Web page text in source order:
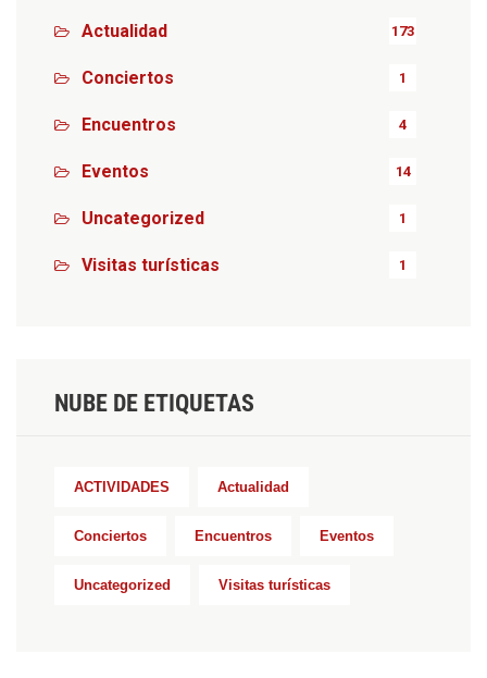
Actualidad 173
Conciertos 1
Encuentros 4
Eventos 14
Uncategorized 1
Visitas turísticas 1
NUBE DE ETIQUETAS
ACTIVIDADES Actualidad
Conciertos Encuentros Eventos
Uncategorized Visitas turísticas